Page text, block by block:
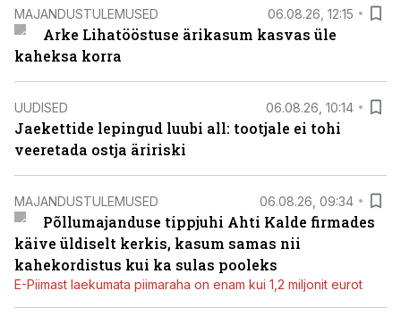
MAJANDUSTULEMUSED 06.08.26, 12:15
Arke Lihatööstuse ärikasum kasvas üle
kaheksa korra
UUDISED 06.08.26, 10:14
Jaekettide lepingud luubi all: tootjale ei tohi
veeretada ostja äririski
MAJANDUSTULEMUSED 06.08.26, 09:34
Põllumajanduse tippjuhi Ahti Kalde firmades
käive üldiselt kerkis, kasum samas nii
kahekordistus kui ka sulas pooleks
E-Piimast laekumata piimaraha on enam kui 1,2 miljonit eurot